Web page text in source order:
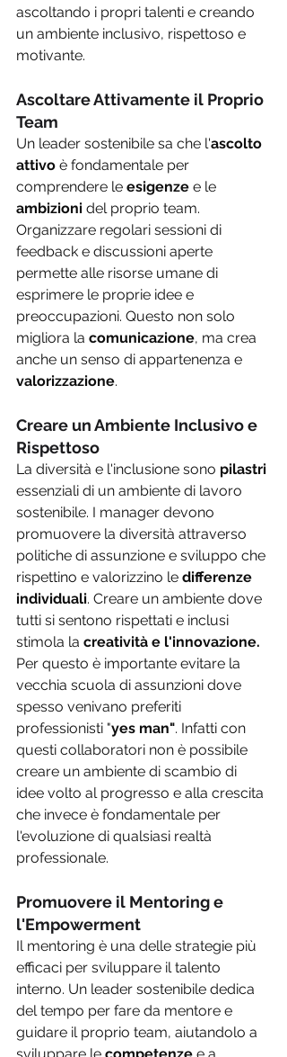
ascoltando i propri talenti e creando
un ambiente inclusivo, rispettoso e
motivante.
Ascoltare Attivamente il Proprio
Team
Un leader sostenibile sa che l'ascolto
attivo è fondamentale per
comprendere le esigenze e le
ambizioni del proprio team.
Organizzare regolari sessioni di
feedback e discussioni aperte
permette alle risorse umane di
esprimere le proprie idee e
preoccupazioni. Questo non solo
migliora la comunicazione, ma crea
anche un senso di appartenenza e
valorizzazione.
Creare un Ambiente Inclusivo e
Rispettoso
La diversità e l'inclusione sono pilastri
essenziali di un ambiente di lavoro
sostenibile. I manager devono
promuovere la diversità attraverso
politiche di assunzione e sviluppo che
rispettino e valorizzino le differenze
individuali. Creare un ambiente dove
tutti si sentono rispettati e inclusi
stimola la creatività e l'innovazione.
Per questo è importante evitare la
vecchia scuola di assunzioni dove
spesso venivano preferiti
professionisti "yes man". Infatti con
questi collaboratori non è possibile
creare un ambiente di scambio di
idee volto al progresso e alla crescita
che invece è fondamentale per
l'evoluzione di qualsiasi realtà
professionale.
Promuovere il Mentoring e
l'Empowerment
Il mentoring è una delle strategie più
efficaci per sviluppare il talento
interno. Un leader sostenibile dedica
del tempo per fare da mentore e
guidare il proprio team, aiutandolo a